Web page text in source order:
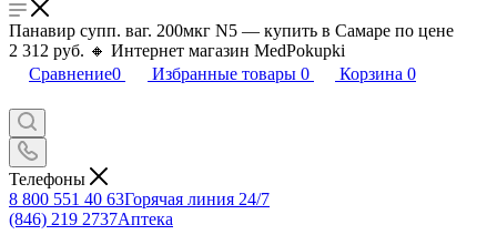
Панавир супп. ваг. 200мкг N5 — купить в Самаре по цене
2 312 руб. 🔸 Интернет магазин MedPokupki
Сравнение0 Избранные товары 0 Корзина 0
Телефоны
8 800 551 40 63Горячая линия 24/7
(846) 219 2737Аптека